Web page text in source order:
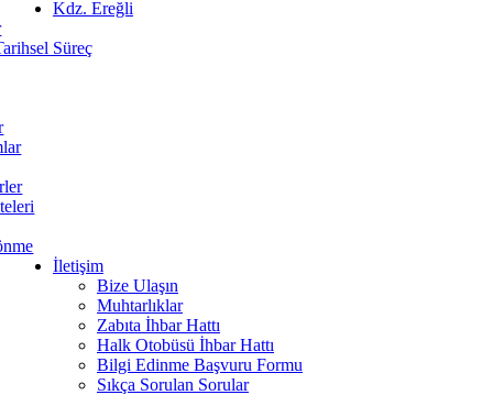
Kdz. Ereğli
Süreç
İletişim
Bize Ulaşın
Muhtarlıklar
Zabıta İhbar Hattı
Halk Otobüsü İhbar Hattı
Bilgi Edinme Başvuru Formu
Sıkça Sorulan Sorular